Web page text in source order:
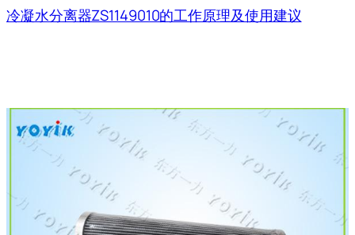
冷凝水分离器ZS1149010的工作原理及使用建议